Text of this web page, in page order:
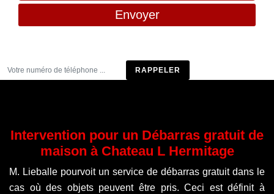
Intervention pour un Débarras gratuit de
maison à Chateau L Hermitage
M. Lieballe pourvoit un service de débarras gratuit dans le
cas où des objets peuvent être pris. Ceci est définit à